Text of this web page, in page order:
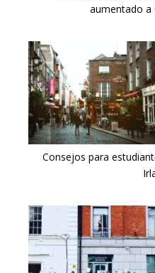
aumentado a
Consejos para